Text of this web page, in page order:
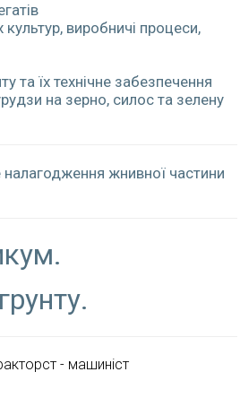
виробничі процеси,
та їх технічне забезпечення
на зерно, силос та зелену
жнивної частини
- машиніст